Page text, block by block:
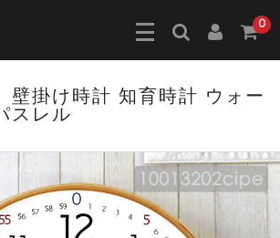
0
壁掛け時計 知育時計 ウォー
スレル